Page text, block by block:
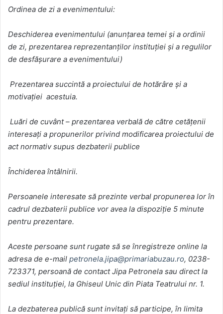
Ordinea de zi a evenimentului:
Deschiderea evenimentului (anunţarea temei şi a ordinii
de zi, prezentarea reprezentanţilor instituţiei şi a regulilor
de desfăşurare a evenimentului)
Prezentarea succintă a proiectului de hotărâre și a
motivaţiei acestuia.
Luări de cuvânt – prezentarea verbală de către cetăţenii
interesaţi a propunerilor privind modificarea proiectului de
act normativ supus dezbaterii publice
Închiderea întâlnirii.
Persoanele interesate să prezinte verbal propunerea lor în
cadrul dezbaterii publice vor avea la dispoziţie 5 minute
pentru prezentare.
Aceste persoane sunt rugate să se înregistreze online la
adresa de e-mail petronela.jipa@primariabuzau.ro, 0238-
723371, persoană de contact Jipa Petronela sau direct la
sediul instituţiei, la Ghiseul Unic din Piata Teatrului nr. 1.
La dezbaterea publică sunt invitaţi să participe, în limita